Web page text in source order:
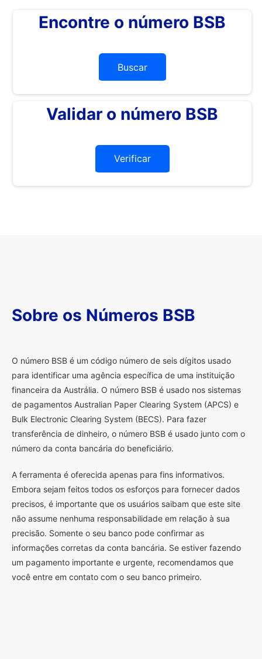
Encontre o número BSB
Buscar
Validar o número BSB
Verificar
Sobre os Números BSB
O número BSB é um código número de seis dígitos usado
para identificar uma agência específica de uma instituição
financeira da Austrália. O número BSB é usado nos sistemas
de pagamentos Australian Paper Clearing System (APCS) e
Bulk Electronic Clearing System (BECS). Para fazer
transferência de dinheiro, o número BSB é usado junto com o
número da conta bancária do beneficiário.
A ferramenta é oferecida apenas para fins informativos.
Embora sejam feitos todos os esforços para fornecer dados
precisos, é importante que os usuários saibam que este site
não assume nenhuma responsabilidade em relação à sua
precisão. Somente o seu banco pode confirmar as
informações corretas da conta bancária. Se estiver fazendo
um pagamento importante e urgente, recomendamos que
você entre em contato com o seu banco primeiro.